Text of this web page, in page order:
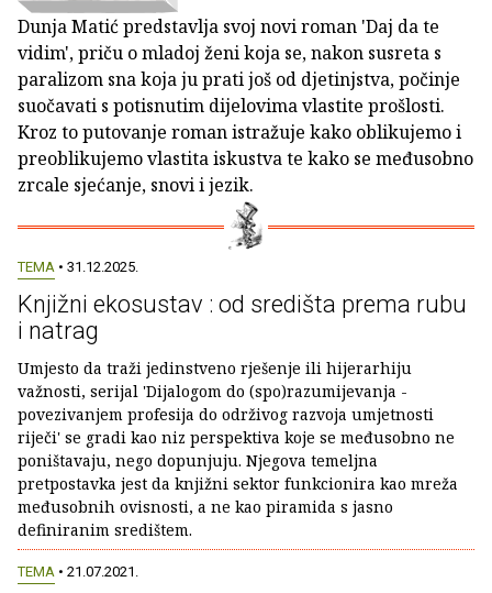
Dunja Matić predstavlja svoj novi roman 'Daj da te
vidim', priču o mladoj ženi koja se, nakon susreta s
paralizom sna koja ju prati još od djetinjstva, počinje
suočavati s potisnutim dijelovima vlastite prošlosti.
Kroz to putovanje roman istražuje kako oblikujemo i
preoblikujemo vlastita iskustva te kako se međusobno
zrcale sjećanje, snovi i jezik.
TEMA • 31.12.2025.
Knjižni ekosustav : od središta prema rubu
i natrag
Umjesto da traži jedinstveno rješenje ili hijerarhiju
važnosti, serijal 'Dijalogom do (spo)razumijevanja -
povezivanjem profesija do održivog razvoja umjetnosti
riječi' se gradi kao niz perspektiva koje se međusobno ne
poništavaju, nego dopunjuju. Njegova temeljna
pretpostavka jest da knjižni sektor funkcionira kao mreža
međusobnih ovisnosti, a ne kao piramida s jasno
definiranim središtem.
TEMA • 21.07.2021.